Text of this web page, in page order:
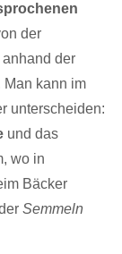
der
der
Man kann im
unterscheiden:
und das
wo in
Bäcker
Semmeln